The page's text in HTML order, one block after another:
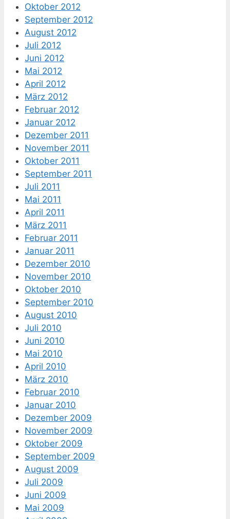
Oktober 2012
September 2012
August 2012
Juli 2012
Juni 2012
Mai 2012
April 2012
März 2012
Februar 2012
Januar 2012
Dezember 2011
November 2011
Oktober 2011
September 2011
Juli 2011
Mai 2011
April 2011
März 2011
Februar 2011
Januar 2011
Dezember 2010
November 2010
Oktober 2010
September 2010
August 2010
Juli 2010
Juni 2010
Mai 2010
April 2010
März 2010
Februar 2010
Januar 2010
Dezember 2009
November 2009
Oktober 2009
September 2009
August 2009
Juli 2009
Juni 2009
Mai 2009